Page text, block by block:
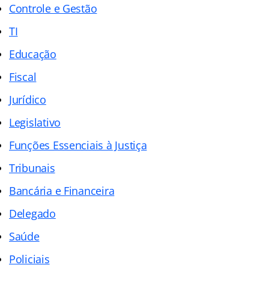
Controle e Gestão
TI
Educação
Fiscal
Jurídico
Legislativo
Funções Essenciais à Justiça
Tribunais
Bancária e Financeira
Delegado
Saúde
Policiais